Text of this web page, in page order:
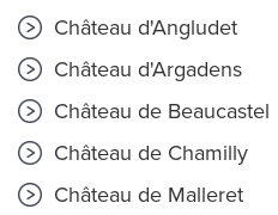
Château d'Angludet
Château d'Argadens
Château de Beaucastel
Château de Chamilly
Château de Malleret